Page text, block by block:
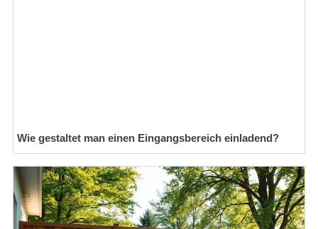
Wie gestaltet man einen Eingangsbereich einladend?